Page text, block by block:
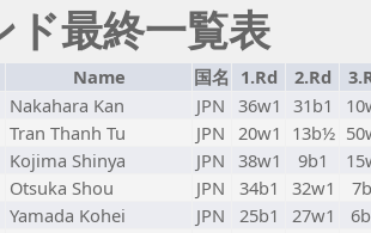
ド最終一覧表
Name 国名 1.Rd 2.Rd
Nakahara Kan JPN 36w1 31b1
Tran Thanh Tu JPN 20w1 13b½
Kojima Shinya JPN 38w1 9b1
Otsuka Shou JPN 34b1 32w1
Yamada Kohei JPN 25b1 27w1